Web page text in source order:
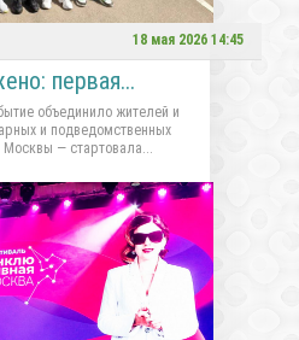
18 мая 2026 14:45
первая...
объединило жителей и
и подведомственных
— стартовала...